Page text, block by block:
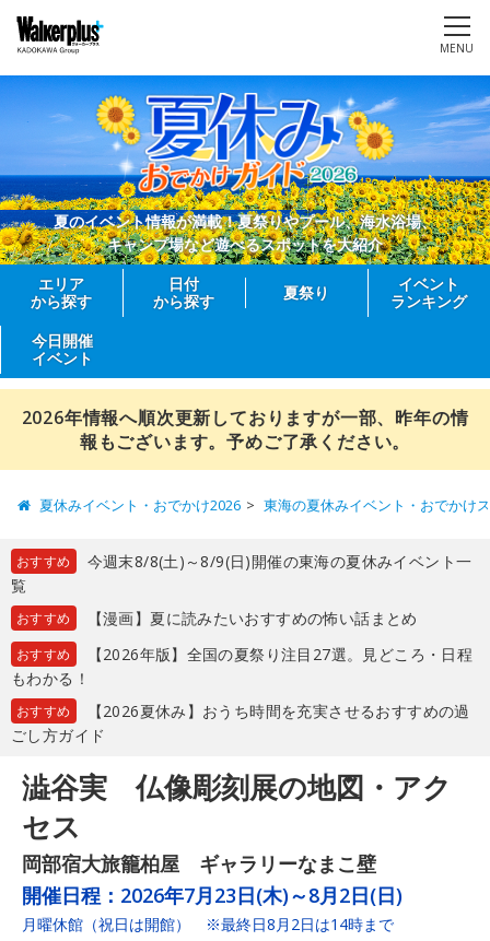
MENU
夏のイベント情報が満載！夏祭りやプール、海水浴場、
キャンプ場など遊べるスポットを大紹介
エリア
から探す
日付
から探す
夏祭り
イベント
ランキング
今日開催
イベント
2026年情報へ順次更新しておりますが一部、昨年の情
報もございます。予めご了承ください。
夏休みイベント・おでかけ2026 東海の夏休みイベント・おでかけ
おすすめ
今週末8/8(土)～8/9(日)開催の東海の夏休みイベント一
覧
おすすめ 【漫画】夏に読みたいおすすめの怖い話まとめ
おすすめ
【2026年版】全国の夏祭り注目27選。見どころ・日程
もわかる！
おすすめ
【2026夏休み】おうち時間を充実させるおすすめの過
ごし方ガイド
澁谷実 仏像彫刻展の地図・アク
セス
岡部宿大旅籠柏屋 ギャラリーなまこ壁
開催日程： 2026年7月23日(木)～8月2日(日)
月曜休館（祝日は開館） ※最終日8月2日は14時まで